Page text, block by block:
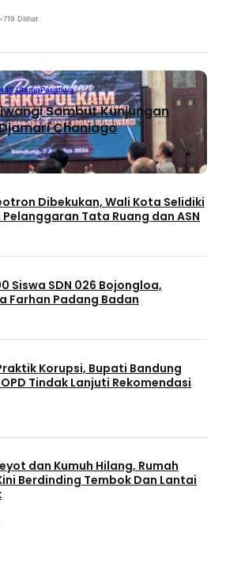
•719 Dilihat
UtamaPeristiwa
Sambut Kunjungan
Chaniago
Dibekukan, Wali Kota Selidiki
Tata Ruang dan ASN
Siswa SDN 026 Bojongloa,
Farhan Padang Badan
Korupsi, Bupati Bandung
Tindak Lanjuti Rekomendasi
dan Kumuh Hilang, Rumah
Berdinding Tembok Dan Lantai